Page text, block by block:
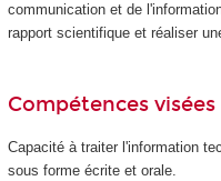
communication et de
rapport scientifique et réaliser
Compétences visées
Capacité à traiter l'information
sous forme écrite et orale.